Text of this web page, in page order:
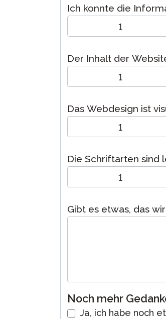
Ich konnte die
1
Der Inhalt der
1
Das Webdesign ist
1
Die Schriftarten sind
1
Gibt es etwas, das
Noch mehr
Ja, ich habe noch